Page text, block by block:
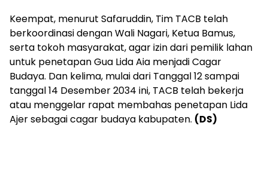
Keempat, menurut Safaruddin, Tim TACB telah
berkoordinasi dengan Wali Nagari, Ketua Bamus,
serta tokoh masyarakat, agar izin dari pemilik lahan
untuk penetapan Gua Lida Aia menjadi Cagar
Budaya. Dan kelima, mulai dari Tanggal 12 sampai
tanggal 14 Desember 2034 ini, TACB telah bekerja
atau menggelar rapat membahas penetapan Lida
Ajer sebagai cagar budaya kabupaten. (DS)